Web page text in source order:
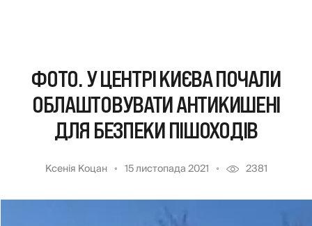
ФОТО. У ЦЕНТРІ КИЄВА ПОЧАЛИ
ОБЛАШТОВУВАТИ АНТИКИШЕНІ
ДЛЯ БЕЗПЕКИ ПІШОХОДІВ
Ксенія Коцан 15 листопада 2021 2381